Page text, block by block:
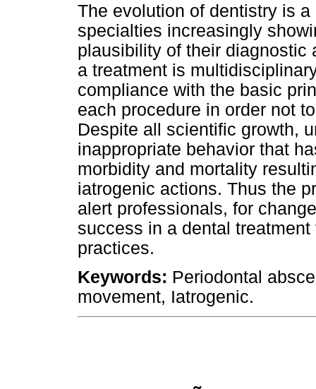
The evolution of dentistry is
specialties increasingly
plausibility of their diagnostic
a treatment is
compliance with the basic
each procedure in order not
Despite all scientific growth,
inappropriate behavior that
morbidity and mortality
iatrogenic actions. Thus the
alert professionals, for
success in a dental
practices.
Keywords: Periodontal
movement, Iatrogenic.